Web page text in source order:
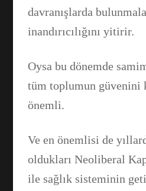
davranışlarda
inandırıcılığını yitirir.
Oysa bu dönemde
tüm toplumun güvenini
önemli.
Ve en önemlisi de
oldukları Neoliberal
ile sağlık sisteminin